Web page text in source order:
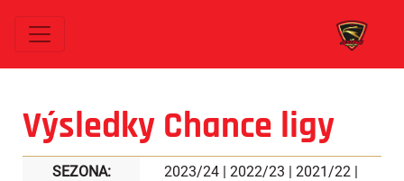
Výsledky Chance ligy
SEZONA: 2023/24| 2022/23 | 2021/22|